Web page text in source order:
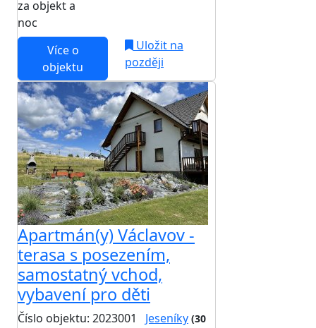
za objekt a
noc
Více o
objektu
Uložit na
později
Apartmán(y) Václavov -
terasa s posezením,
samostatný vchod,
vybavení pro děti
Číslo objektu: 2023001 Jeseníky (30